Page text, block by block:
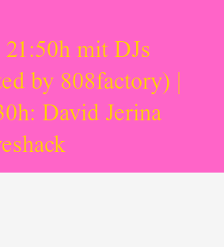
mit DJs
by 808factory) |
David Jerina